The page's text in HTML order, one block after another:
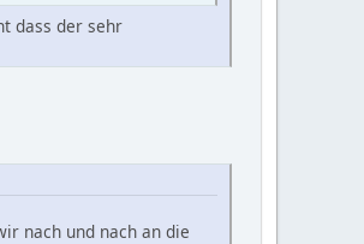
dass der sehr
nach und nach an die